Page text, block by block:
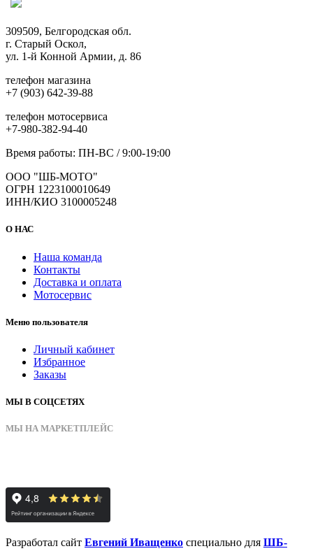
309509, Белгородская обл.
г. Старый Оскол,
ул. 1-й Конной Армии, д. 86
телефон магазина
+7 (903) 642-39-88
телефон мотосервиса
+7-980-382-94-40
Время работы: ПН-ВС / 9:00-19:00
ООО "ШБ-МОТО"
ОГРН 1223100010649
ИНН/КИО 3100005248
О НАС
Наша команда
Контакты
Доставка и оплата
Мотосервис
Меню пользователя
Личный кабинет
Избранное
Заказы
МЫ В СОЦСЕТЯХ
МЫ НА МАРКЕТПЛЕЙС
Разработал сайт Евгений Иващенко специально для ШБ-